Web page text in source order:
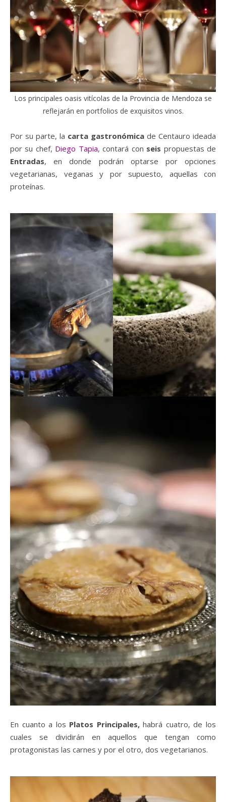
Los principales oasis vitícolas de la Provincia de Mendoza se
reflejarán en portfolios de exquisitos vinos.
Por su parte, la carta gastronómica de Centauro ideada
por su chef, Diego Tapia, contará con seis propuestas de
Entradas, en donde podrán optarse por opciones
vegetarianas, veganas y por supuesto, aquellas con
proteínas.
En cuanto a los Platos Principales,habrá cuatro, de los
cuales se dividirán en aquellos que tengan como
protagonistas las carnes y por el otro, dos vegetarianos.